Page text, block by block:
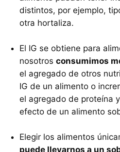
distintos, por ejemplo,
otra hortaliza.
El IG se obtiene para
nosotros consumimos
el agregado de otros
IG de un alimento o
el agregado de proteína
efecto de un alimento
Elegir los alimentos
puede llevarnos a un